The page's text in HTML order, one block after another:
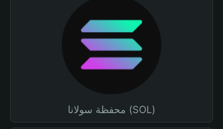
محفظة سولانا (SOL)